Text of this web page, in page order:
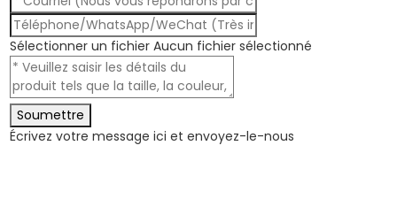
Sélectionner un fichier Aucun fichier sélectionné
Soumettre
Écrivez votre message ici et envoyez-le-nous